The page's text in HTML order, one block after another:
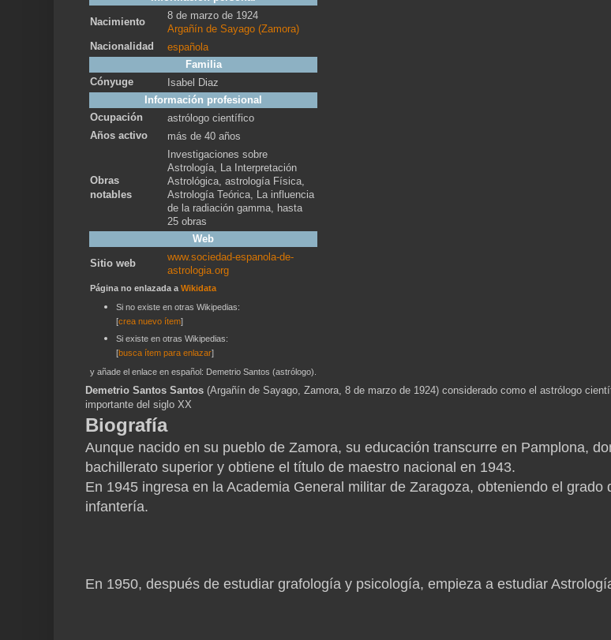
Nacimiento
8 de marzo de 1924
Argañín de Sayago (Zamora)
Nacionalidad
española
Familia
Cónyuge
Isabel Diaz
Información profesional
Ocupación
astrólogo científico
Años activo
más de 40 años
Obras
notables
Investigaciones sobre
Astrología, La Interpretación
Astrológica, astrología Física,
Astrología Teórica, La influencia
de la radiación gamma, hasta
25 obras
Web
Sitio web
www.sociedad-espanola-de-
astrologia.org
Página no enlazada a Wikidata
Si no existe en otras Wikipedias:
[crea nuevo ítem]
Si existe en otras Wikipedias:
[busca ítem para enlazar]
y añade el enlace en español: Demetrio Santos (astrólogo).
Demetrio Santos Santos (Argañín de Sayago, Zamora, 8 de marzo de 1924) considerado como el astrólogo
importante del siglo XX
Biografía
Aunque nacido en su pueblo de Zamora, su educación transcurre en Pamplona,
bachillerato superior y obtiene el título de maestro nacional en 1943.
En 1945 ingresa en la Academia General militar de Zaragoza, obteniendo el grado
infantería.
En 1950, después de estudiar grafología y psicología, empieza a estudiar